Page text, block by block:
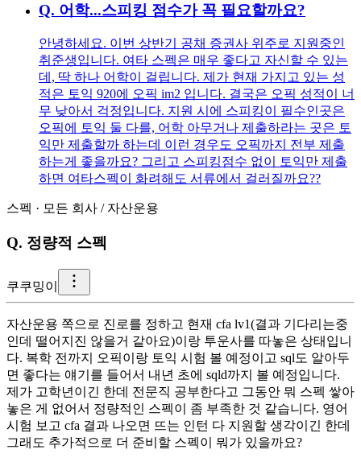
Q. 어학...스피킹 점수가 꼭 필요할까요?
안녕하세요. 이번 상반기 공채 증권사 위주로 지원중인
취준생입니다. 여타 스펙은 매우 좋다고 자신할 수 있는
데, 딱 하나 어학이 걸립니다. 제가 현재 가지고 있는 성
적은 토익 920에 오픽 im2 입니다. 결국은 오픽 성적이 너
무 낮아서 걱정입니다. 지원 시에 스피킹이 필수인곳은
오픽에 토익 둘 다를, 어학 아무거나 제출하라는 곳은 토
익만 제출할까 하는데 이런 경우도 오픽까지 전부 제출
하는게 좋을까요? 그리고 스피킹점수 없이 토익만 제출
하면 여타스펙이 화려해도 서류에서 걸러질까요??
스펙 · 모든 회사 / 자산운용
Q. 정량적 스펙
쿠쿠밍이
자산운용 쪽으로 진로를 정하고 현재 cfa lv1(결과 기다리는중
인데 떨어지진 않을거 같아요)이랑 투운사를 따놓은 상태입니
다. 복학 전까지 오픽이랑 토익 시험 볼 예정이고 sql도 알아두
면 좋다는 얘기를 들어서 내년 초에 sqld까지 볼 예정입니다.
제가 고학년이긴 한데 전문직 공부한다고 그동안 뭐 스펙 쌓아
놓은 게 없어서 정량적인 스펙이 좀 부족한 것 같습니다. 영어
시험 보고 cfa 결과 나오면 뜨는 인턴 다 지원할 생각이긴 한데
그래도 추가적으로 더 준비할 스펙이 뭐가 있을까요?